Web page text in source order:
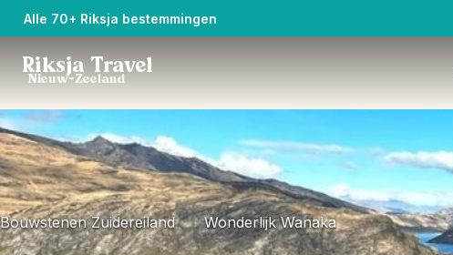
Alle 70+ Riksja bestemmingen
Riksja Travel
Nieuw-Zeeland
Bouwstenen Zuidereiland Wonderlijk Wanaka